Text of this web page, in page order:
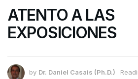
ATENTO A LAS
EXPOSICIONES
by Dr. Daniel Casais (Ph.D.)